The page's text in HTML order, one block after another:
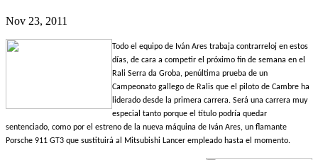
Nov 23, 2011
Todo el equipo de Iván Ares trabaja contrarreloj en estos
días, de cara a competir el próximo fin de semana en el
Rali Serra da Groba, penúltima prueba de un
Campeonato gallego de Ralis que el piloto de Cambre ha
liderado desde la primera carrera. Será una carrera muy
especial tanto porque el título podría quedar
sentenciado, como por el estreno de la nueva máquina de Iván Ares, un flamante
Porsche 911 GT3 que sustituirá al Mitsubishi Lancer empleado hasta el momento.